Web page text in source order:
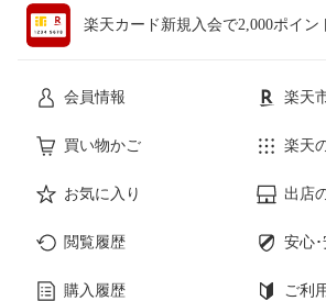
楽天カード新規入会で2,000ポイン
会員情報 楽天
買い物かご 楽天
お気に入り 出店
閲覧履歴 安心
購入履歴 ご利